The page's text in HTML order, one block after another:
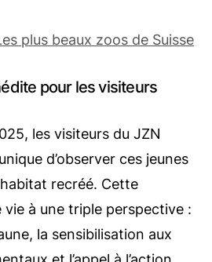
plus beaux zoos de Suisse
pour les visiteurs
les visiteurs du JZN
d’observer ces jeunes
recréé. Cette
à une triple perspective :
la sensibilisation aux